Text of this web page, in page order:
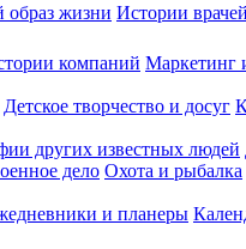
образ жизни Истории
компаний Маркетинг
Детское творчество и досуг
других известных людей
дело Охота и рыбалка
и планеры